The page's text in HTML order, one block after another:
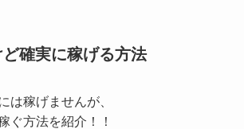
確実に稼げる方法
は稼げませんが、
ぐ方法を紹介！！